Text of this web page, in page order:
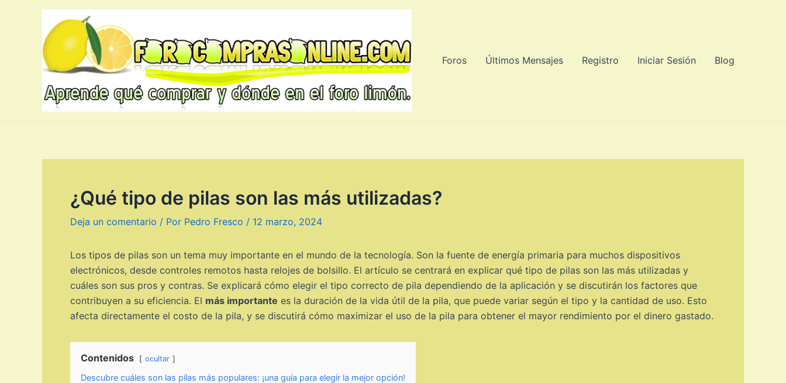
Foros
Últimos Mensajes Registro Iniciar Sesión Blog
¿Qué tipo de pilas son las más utilizadas?
Deja un comentario / Por Pedro Fresco / 12 marzo, 2024
Los tipos de pilas son un tema muy importante en el mundo de la tecnología. Son la fuente de energía primaria para muchos dispositivos
electrónicos, desde controles remotos hasta relojes de bolsillo. El artículo se centrará en explicar qué tipo de pilas son las más utilizadas y
cuáles son sus pros y contras. Se explicará cómo elegir el tipo correcto de pila dependiendo de la aplicación y se discutirán los factores que
contribuyen a su eficiencia. El más importante es la duración de la vida útil de la pila, que puede variar según el tipo y la cantidad de uso. Esto
afecta directamente el costo de la pila, y se discutirá cómo maximizar el uso de la pila para obtener el mayor rendimiento por el dinero gastado.
Contenidos ocultar
Descubre cuáles son las pilas más populares: ¡una guía para elegir la mejor opción!